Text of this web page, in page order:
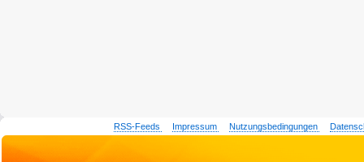
RSS-Feeds Impressum Nutzungsbedingungen